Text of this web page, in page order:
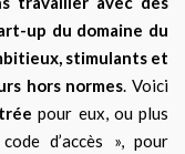
up du domaine du
stimulants et
hors normes . Voici
pour eux, ou plus
d’accès », pour